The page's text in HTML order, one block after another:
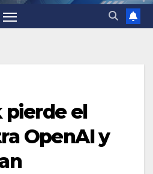
pierde el
OpenAI y